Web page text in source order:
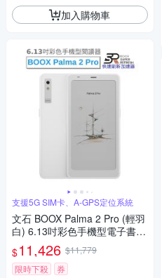
加入購物車
支援5G SIM卡、A-GPS定位系統
文石 BOOX Palma 2 Pro (輕羽
白) 6.13吋彩色手機型電子書閱
讀器
$11,426 $11,779
限時下殺
券